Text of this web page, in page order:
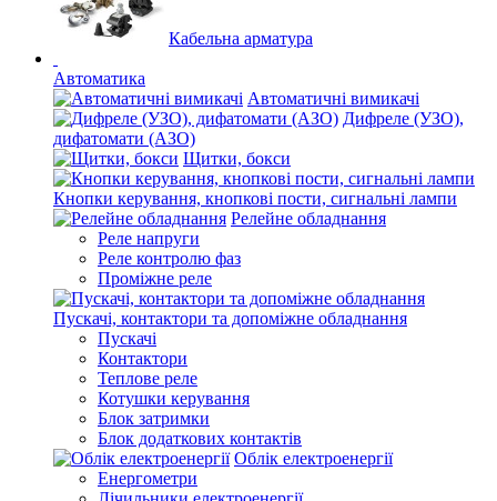
Кабельна арматура
Автоматика
Автоматичні вимикачі
Дифреле (УЗО),
дифатомати (АЗО)
Щитки, бокси
Кнопки керування, кнопкові пости, сигнальні лампи
Релейне обладнання
Реле напруги
Реле контролю фаз
Проміжне реле
Пускачі, контактори та допоміжне обладнання
Пускачі
Контактори
Теплове реле
Котушки керування
Блок затримки
Блок додаткових контактів
Облік електроенергії
Енергометри